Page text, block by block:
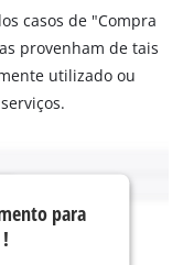
casos de "Compra
provenham de tais
utilizado ou
para